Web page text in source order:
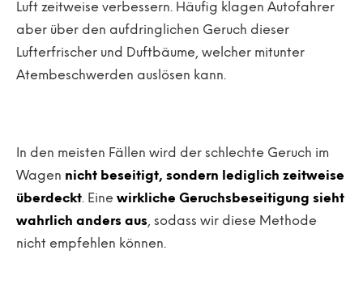
Luft zeitweise verbessern. Häufig klagen Autofahrer
aber über den aufdringlichen Geruch dieser
Lufterfrischer und Duftbäume, welcher mitunter
Atembeschwerden auslösen kann.
In den meisten Fällen wird der schlechte Geruch im
Wagen nicht beseitigt, sondern lediglich zeitweise
überdeckt. Eine wirkliche Geruchsbeseitigung sieht
wahrlich anders aus, sodass wir diese Methode
nicht empfehlen können.